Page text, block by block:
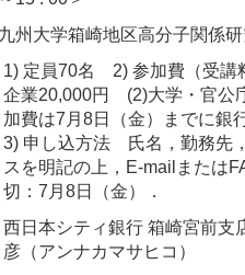
州大学箱崎地区高分子関係
1) 定員70名 2) 参加費（受講
企業20,000円 (2)大学・官
加費は7月8日（金）までに
3) 申し込方法 氏名，勤務先
スを明記の上，E-mailまたは
切：7月8日（金）．
西日本シティ銀行 箱崎宮前
彦（アンナカマサヒコ）